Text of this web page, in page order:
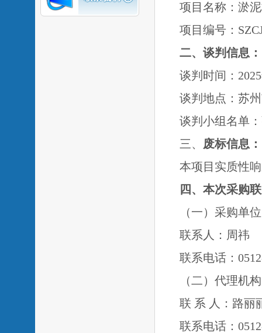
项目名称：淤
项目编号：
二、谈判信息：
谈判时间：
谈判地点：苏
谈判小组名单
三、 废标信息：
本项目实质性
四、本次采购
（一）采购单
联系人：周祎
联系电话：
（二）代理机
联 系 人：路丽
联系电话：